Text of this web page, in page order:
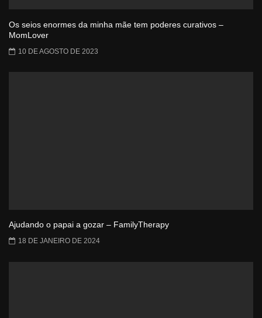
Os seios enormes da minha mãe tem poderes curativos –
MomLover
10 DE AGOSTO DE 2023
Ajudando o papai a gozar – FamilyTherapy
18 DE JANEIRO DE 2024